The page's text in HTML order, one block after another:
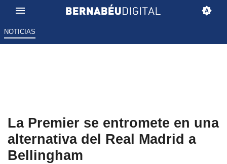
NOTICIAS
La Premier se entromete en una
alternativa del Real Madrid a
Bellingham